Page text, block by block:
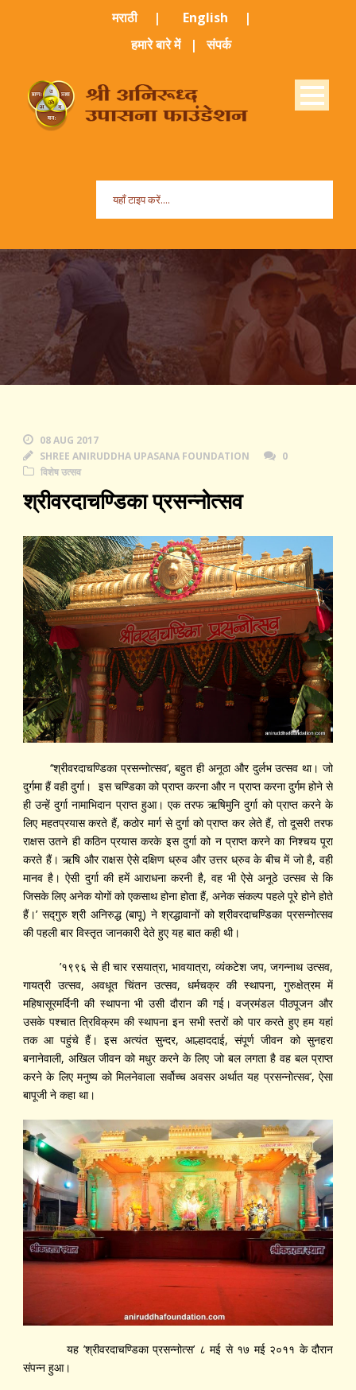
मराठी ​ | English
|
हमारे बारे में
| संपर्क
08 AUG 2017
SHREE ANIRUDDHA UPASANA FOUNDATION
0
विशेष उत्सव
श्रीवरदाचण्डिका प्रसन्नोत्सव
‘‘श्रीवरदाचण्डिका प्रसन्नोत्सव’, बहुत ही अनूठा और दुर्लभ उत्सव था। जो
दुर्गमा हैं वही दुर्गा। इस चण्डिका को प्राप्त करना और न प्राप्त करना दुर्गम होने से
ही उन्हें दुर्गा नामाभिदान प्राप्त हुआ। एक तरफ ऋषिमुनि दुर्गा को प्राप्त करने के
लिए महतप्रयास करते हैं, कठोर मार्ग से दुर्गा को प्राप्त कर लेते हैं, तो दूसरी तरफ
राक्षस उतने ही कठिन प्रयास करके इस दुर्गा को न प्राप्त करने का निश्चय पूरा
करते हैं। ऋषि और राक्षस ऐसे दक्षिण ध्रुव और उत्तर ध्रुव के बीच में जो है, वही
मानव है। ऐसी दुर्गा की हमें आराधना करनी है, वह भी ऐसे अनूठे उत्सव से कि
जिसके लिए अनेक योगों को एकसाथ होना होता हैं, अनेक संकल्प पहले पूरे होने होते
हैं।’ सद्‍गुरु श्री अनिरुद्ध (बापू) ने श्रद्धावानों को श्रीवरदाचण्डिका प्रसन्नोत्सव
की पहली बार विस्तृत जानकारी देते हुए यह बात कही थी।
’१९९६ से ही चार रसयात्रा, भावयात्रा, व्यंकटेश जप, जगन्नाथ उत्सव,
गायत्री उत्सव, अवधूत चिंतन उत्सव, धर्मचक्र की स्थापना, गुरुक्षेत्रम में
महिषासूरमर्दिनी की स्थापना भी उसी दौरान की गई। वज्रमंडल पीठपूजन और
उसके पश्चात त्रिविक्रम की स्थापना इन सभी स्तरों को पार करते हुए हम यहां
तक आ पहुंचे हैं। इस अत्यंत सुन्दर, आल्हाददाई, संपूर्ण जीवन को सुनहरा
बनानेवाली, अखिल जीवन को मधुर करने के लिए जो बल लगता है वह बल प्राप्त
करने के लिए मनुष्य को मिलनेवाला सर्वोच्च अवसर अर्थात यह प्रसन्नोत्सव’, ऐसा
बापूजी ने कहा था।
यह ’श्रीवरदाचण्डिका प्रसन्नोत्स’ ८ मई से १७ मई २०११ के दौरान
संपन्न हुआ।